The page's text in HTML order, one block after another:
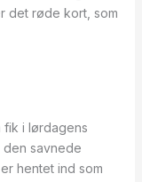
det røde kort, som
fik i lørdagens
savnede
hentet ind som